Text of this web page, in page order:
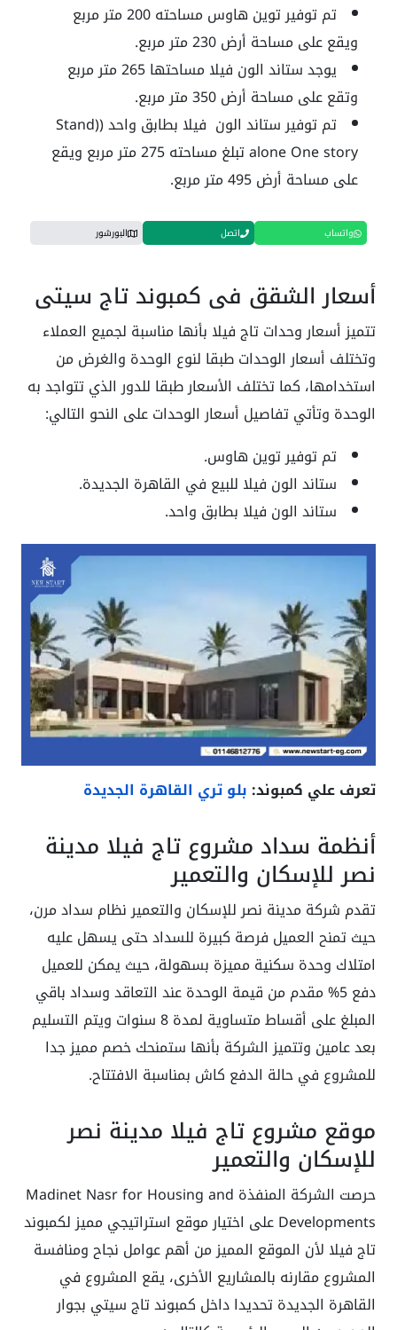
تم توفير توين هاوس مساحته 200 متر مربع
ويقع على مساحة أرض 230 متر مربع.
يوجد ستاند الون فيلا مساحتها 265 متر مربع
وتقع على مساحة أرض 350 متر مربع.
تم توفير ستاند الون فيلا بطابق واحد ((Stand
alone One story تبلغ مساحته 275 متر مربع ويقع
على مساحة أرض 495 متر مربع.
واتساب اتصل البورشور
أسعار الشقق في كمبوند تاج سيتي
تتميز أسعار وحدات تاج فيلا بأنها مناسبة لجميع العملاء
وتختلف أسعار الوحدات طبقا لنوع الوحدة والغرض من
استخدامها، كما تختلف الأسعار طبقا للدور الذي تتواجد به
الوحدة وتأتي تفاصيل أسعار الوحدات على النحو التالي:
تم توفير توين هاوس.
ستاند الون فيلا للبيع في القاهرة الجديدة.
ستاند الون فيلا بطابق واحد.
تعرف علي كمبوند: بلو تري القاهرة الجديدة
أنظمة سداد مشروع تاج فيلا مدينة
نصر للإسكان والتعمير
تقدم شركة مدينة نصر للإسكان والتعمير نظام سداد مرن،
حيث تمنح العميل فرصة كبيرة للسداد حتى يسهل عليه
امتلاك وحدة سكنية مميزة بسهولة، حيث يمكن للعميل
دفع 5% مقدم من قيمة الوحدة عند التعاقد وسداد باقي
المبلغ على أقساط متساوية لمدة 8 سنوات ويتم التسليم
بعد عامين وتتميز الشركة بأنها ستمنحك خصم مميز جدا
للمشروع في حالة الدفع كاش بمناسبة الافتتاح.
موقع مشروع تاج فيلا مدينة نصر
للإسكان والتعمير
حرصت الشركة المنفذة Madinet Nasr for Housing and
Developments على اختيار موقع استراتيجي مميز لكمبوند
تاج فيلا لأن الموقع المميز من أهم عوامل نجاح ومنافسة
المشروع مقارنه بالمشاريع الأخرى، يقع المشروع في
القاهرة الجديدة تحديدا داخل كمبوند تاج سيتي بجوار